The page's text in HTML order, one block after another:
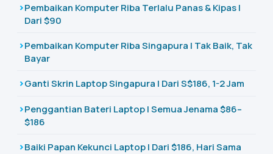
Pembaikan Komputer Riba Terlalu Panas & Kipas |
Dari $90
Pembaikan Komputer Riba Singapura | Tak Baik, Tak
Bayar
Ganti Skrin Laptop Singapura | Dari S$186, 1-2 Jam
Penggantian Bateri Laptop | Semua Jenama $86–
$186
Baiki Papan Kekunci Laptop | Dari $186, Hari Sama